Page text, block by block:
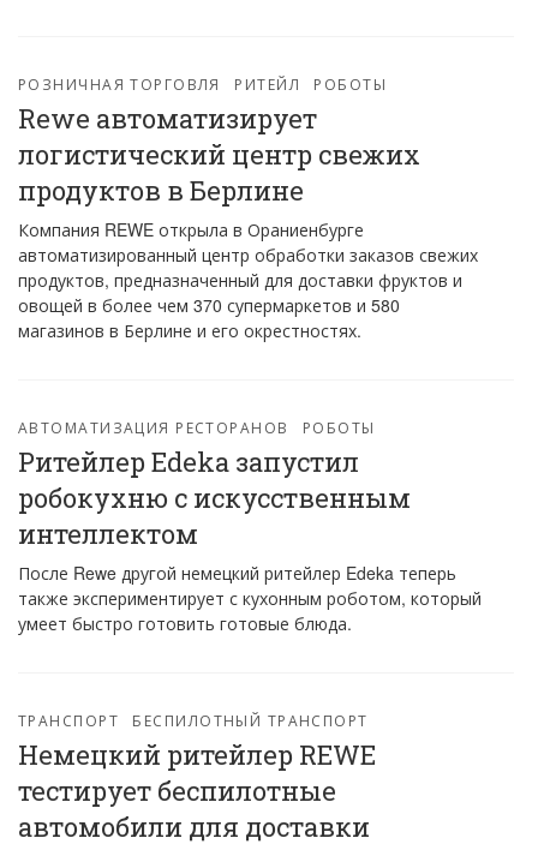
РОЗНИЧНАЯ ТОРГОВЛЯ РИТЕЙЛ РОБОТЫ
Rewe автоматизирует
логистический центр свежих
продуктов в Берлине
Компания REWE открыла в Ораниенбурге
автоматизированный центр обработки заказов свежих
продуктов, предназначенный для доставки фруктов и
овощей в более чем 370 супермаркетов и 580
магазинов в Берлине и его окрестностях.
АВТОМАТИЗАЦИЯ РЕСТОРАНОВ РОБОТЫ
Ритейлер Edeka запустил
робокухню с искусственным
интеллектом
После Rewe другой немецкий ритейлер Edeka теперь
также экспериментирует с кухонным роботом, который
умеет быстро готовить готовые блюда.
ТРАНСПОРТ БЕСПИЛОТНЫЙ ТРАНСПОРТ
Немецкий ритейлер REWE
тестирует беспилотные
автомобили для доставки